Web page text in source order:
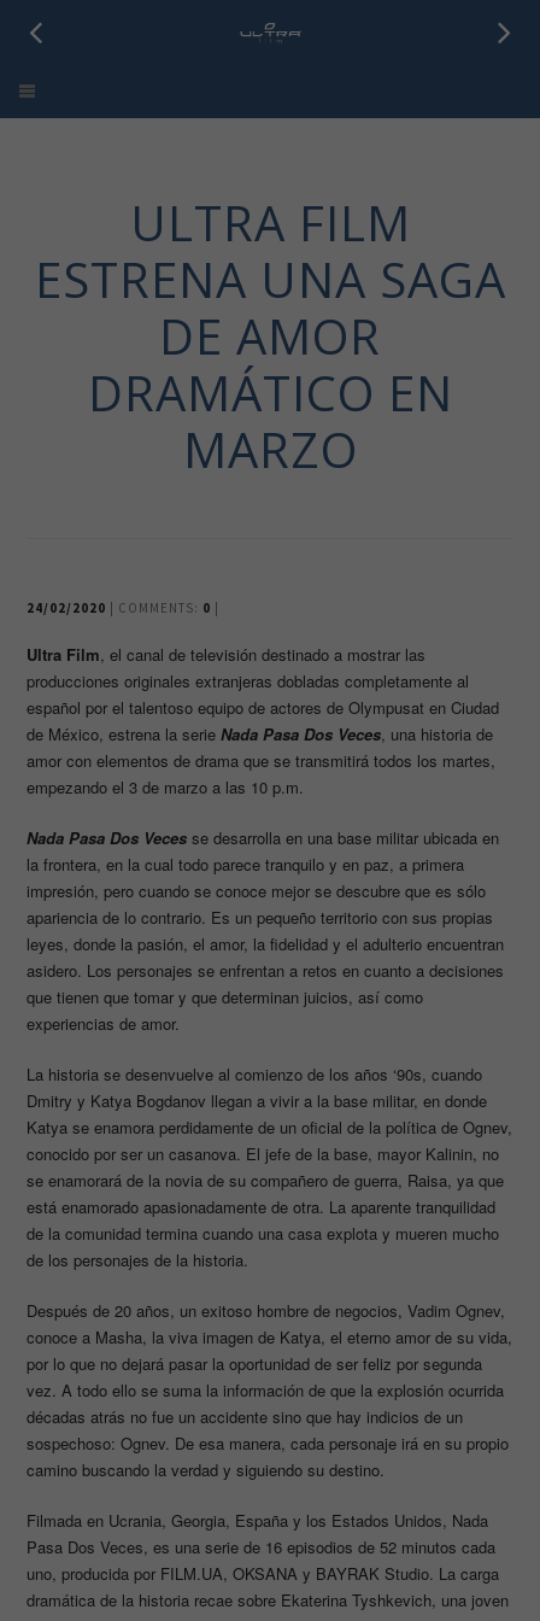
Ultra Film
ULTRA FILM
ESTRENA UNA SAGA
DE AMOR
DRAMÁTICO EN
MARZO
24/02/2020 | COMMENTS: 0
Ultra Film, el canal de televisión destinado a mostrar las
producciones originales extranjeras dobladas completamente al
español por el talentoso equipo de actores de Olympusat en Ciudad
de México, estrena la serieNada Pasa Dos Veces, una historia de
amor con elementos de drama que se transmitirá todos los martes,
empezando el 3 de marzo a las 10 p.m.
Nada Pasa Dos Vecesse desarrolla en una base militar ubicada en
la frontera, en la cual todo parece tranquilo y en paz, a primera
impresión, pero cuando se conoce mejor se descubre que es sólo
apariencia de lo contrario. Es un pequeño territorio con sus propias
leyes, donde la pasión, el amor, la fidelidad y el adulterio encuentran
asidero. Los personajes se enfrentan a retos en cuanto a decisiones
que tienen que tomar y que determinan juicios, así como
experiencias de amor.
La historia se desenvuelve al comienzo de los años ‘90s, cuando
Dmitry y Katya Bogdanov llegan a vivir a la base militar, en donde
Katya se enamora perdidamente de un oficial de la política de Ognev,
conocido por ser un casanova. El jefe de la base, mayor Kalinin, no
se enamorará de la novia de su compañero de guerra, Raisa, ya que
está enamorado apasionadamente de otra. La aparente tranquilidad
de la comunidad termina cuando una casa explota y mueren mucho
de los personajes de la historia.
Después de 20 años, un exitoso hombre de negocios, Vadim Ognev,
conoce a Masha, la viva imagen de Katya, el eterno amor de su vida,
por lo que no dejará pasar la oportunidad de ser feliz por segunda
vez. A todo ello se suma la información de que la explosión ocurrida
décadas atrás no fue un accidente sino que hay indicios de un
sospechoso: Ognev. De esa manera, cada personaje irá en su propio
camino buscando la verdad y siguiendo su destino.
Filmada en Ucrania, Georgia, España y los Estados Unidos, Nada
Pasa Dos Veces, es una serie de 16 episodios de 52 minutos cada
uno, producida por FILM.UA, OKSANA y BAYRAK Studio. La carga
dramática de la historia recae sobre Ekaterina Tyshkevich, una joven